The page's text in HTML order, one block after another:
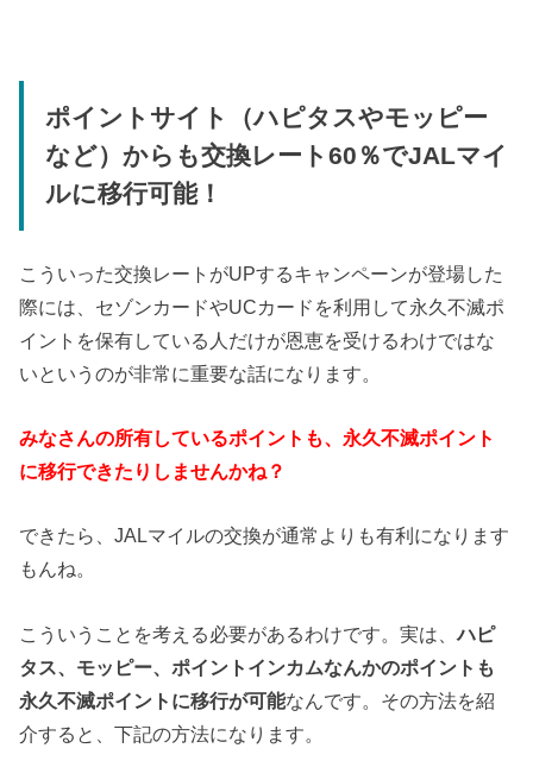
ポイントサイト（ハピタスやモッピー
など）からも交換レート60％でJALマイ
ルに移行可能！
こういった交換レートがUPするキャンペーンが登場した
際には、セゾンカードやUCカードを利用して永久不滅ポ
イントを保有している人だけが恩恵を受けるわけではな
いというのが非常に重要な話になります。
みなさんの所有しているポイントも、永久不滅ポイント
に移行できたりしませんかね？
できたら、JALマイルの交換が通常よりも有利になります
もんね。
こういうことを考える必要があるわけです。実は、ハピ
タス、モッピー、ポイントインカムなんかのポイントも
永久不滅ポイントに移行が可能なんです。その方法を紹
介すると、下記の方法になります。